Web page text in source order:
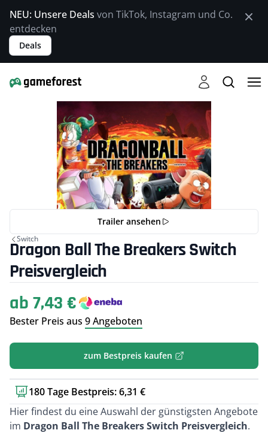
NEU: Unsere Deals von TikTok, Instagram und Co.
entdecken
Deals
Trailer ansehen
Switch
Dragon Ball The Breakers Switch
Preisvergleich
ab 7,43 €
Bester Preis aus 9 Angeboten
zum Bestpreis kaufen
180 Tage Bestpreis: 6,31 €
Kurzbeschreibung
Hier findest du eine Auswahl der günstigsten Angebote
im Dragon Ball The Breakers Switch Preisvergleich.